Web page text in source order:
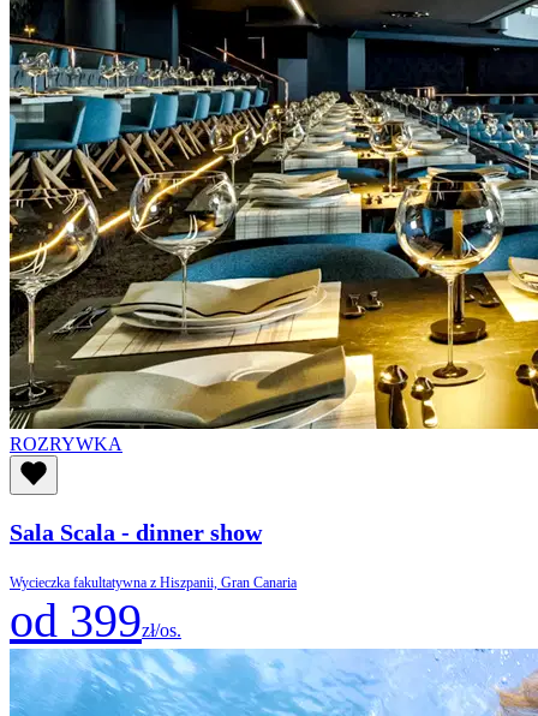
ROZRYWKA
Sala Scala - dinner show
Wycieczka fakultatywna z Hiszpanii, Gran Canaria
od 399zł/os.